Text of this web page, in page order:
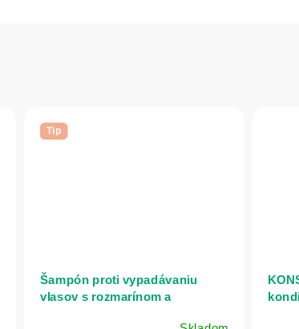
Tip
Šampón proti vypadávaniu
vlasov s rozmarínom a